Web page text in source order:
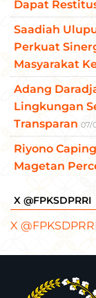
Dapat
Saadiah
Perkuat
Masyarakat
Adang
Lingkungan
Transparan 07/
Riyono
Magetan
X @FPKSDPRRI
X @FPKSDPRRI